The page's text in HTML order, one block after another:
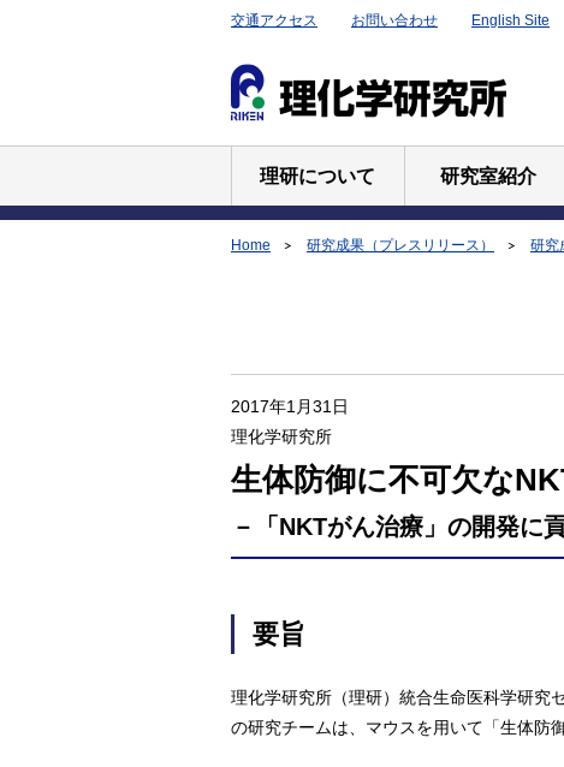
交通アクセス お問い合わせ English Site
理研について 研究室紹介
Home 研究成果（プレスリリース） 研究
2017年1月31日
理化学研究所
生体防御に不可欠な
－「NKTがん治療」の開発に
要旨
理化学研究所（理研）統合生命医科学研究
の研究チームは、マウスを用いて「生体防